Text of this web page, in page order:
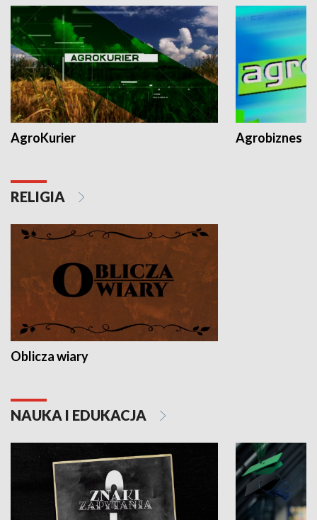
AgroKurier Agrobiznes
RELIGIA
Oblicza wiary
NAUKA I EDUKACJA